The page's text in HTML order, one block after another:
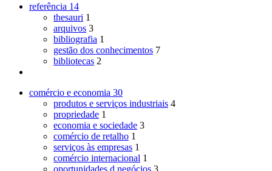
referência 14
thesauri 1
arquivos 3
bibliografia 1
gestão dos conhecimentos 7
bibliotecas 2
comércio e economia 30
produtos e serviços industriais 4
propriedade 1
economia e sociedade 3
comércio de retalho 1
serviços às empresas 1
comércio internacional 1
oportunidades d negócios 3